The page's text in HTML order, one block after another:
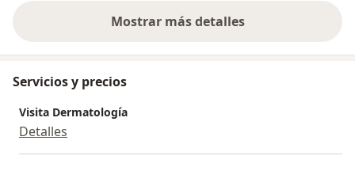
Mostrar más detalles
sobre la experiencia
Servicios y precios
Visita Dermatología
Detalles